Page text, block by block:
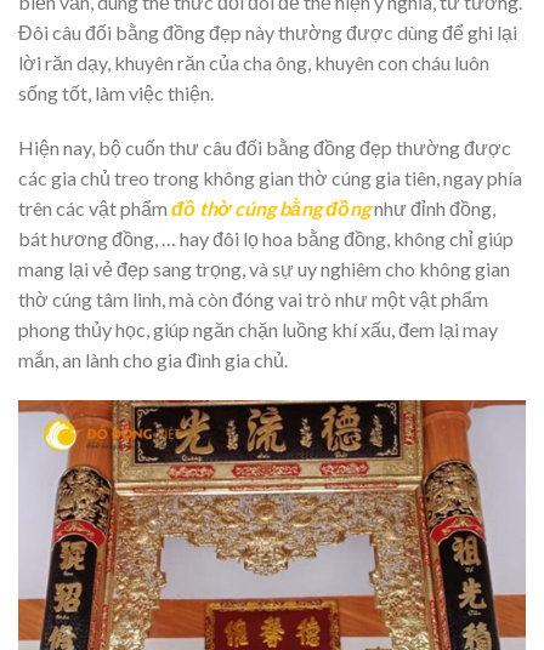
Đôi câu đối bằng đồng đẹp này thường được dùng để ghi lại
lời răn dạy, khuyên răn của cha ông, khuyên con cháu luôn
sống tốt, làm việc thiện.
Hiện nay, bộ cuốn thư câu đối bằng đồng đẹp thường được
các gia chủ treo trong không gian thờ cúng gia tiên, ngay phía
trên các vật phẩm đồ thờ cúng bằng đồngnhư đỉnh đồng,
bát hương đồng, … hay đôi lọ hoa bằng đồng, không chỉ giúp
mang lại vẻ đẹp sang trọng, và sự uy nghiêm cho không gian
thờ cúng tâm linh, mà còn đóng vai trò như một vật phẩm
phong thủy học, giúp ngăn chặn luồng khí xấu, đem lại may
mắn, an lành cho gia đình gia chủ.